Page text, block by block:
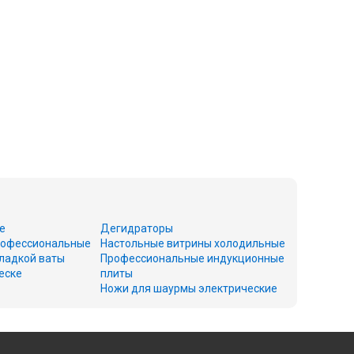
ваты
Дегидраторы
Настольные витрины холодильные
Профессиональные индукционные
плиты
Ножи для шаурмы электрические